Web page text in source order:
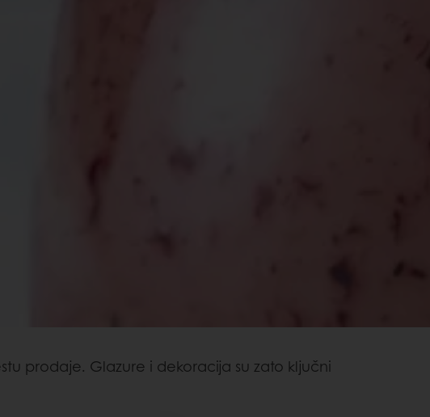
prodaje. Glazure i dekoracija su zato ključni